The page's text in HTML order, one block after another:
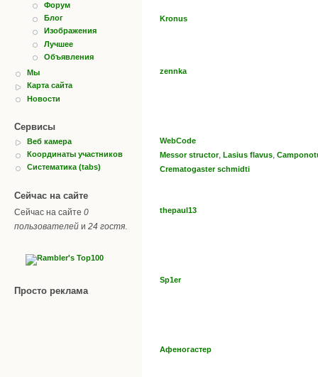
Форум
Блог
Изображения
Лучшее
Объявления
Мы
Карта сайта
Новости
Сервисы
Веб камера
Координаты участников
Систематика (tabs)
Сейчас на сайте
Сейчас на сайте 0
пользователей и 24 гостя
Просто реклама
Kronus
zennka
WebCode
Messor structor, Lasius flavus,
Crematogaster schmidti
thepaul13
Sp1er
Афеногастер